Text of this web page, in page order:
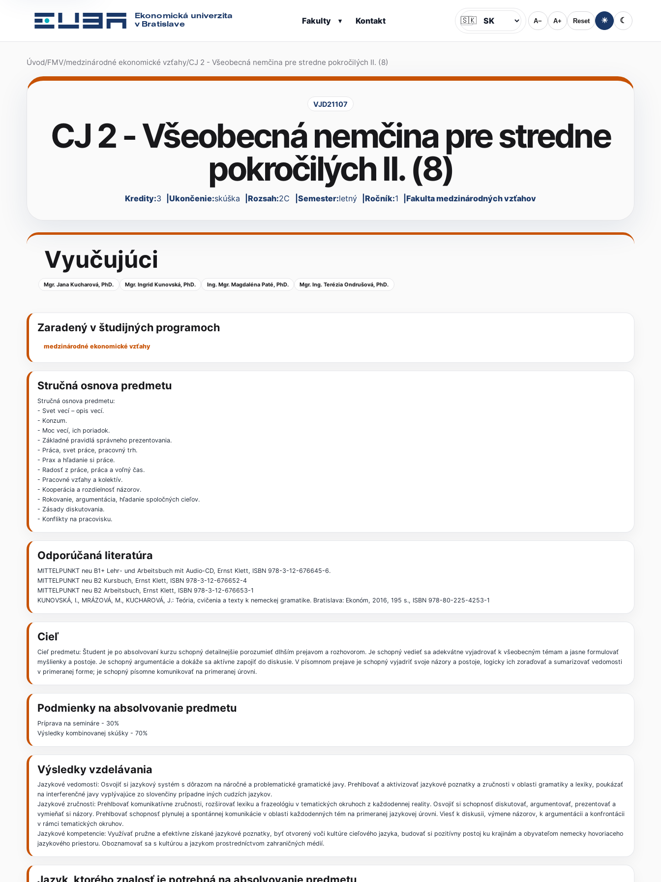
Ekonomická univerzita
v Bratislave
Fakulty ▾ Kontakt Jazyk
🇸🇰 A− A+ Reset ☀ ☾
Úvod/FMV/medzinárodné ekonomické vzťahy/CJ 2 - Všeobecná nemčina pre stredne pokročilých II. (8)
VJD21107
CJ 2 - Všeobecná nemčina pre stredne
pokročilých II. (8)
Kredity:3 Ukončenie:skúška Rozsah:2C Semester:letný Ročník:1 Fakulta medzinárodných vzťahov
Vyučujúci
Mgr. Jana Kucharová, PhD. Mgr. Ingrid Kunovská, PhD. Ing. Mgr. Magdaléna Paté, PhD. Mgr. Ing. Terézia Ondrušová, PhD.
Zaradený v študijných programoch
medzinárodné ekonomické vzťahy
Stručná osnova predmetu
Stručná osnova predmetu:
- Svet vecí – opis vecí.
- Konzum.
- Moc vecí, ich poriadok.
- Základné pravidlá správneho prezentovania.
- Práca, svet práce, pracovný trh.
- Prax a hľadanie si práce.
- Radosť z práce, práca a voľný čas.
- Pracovné vzťahy a kolektív.
- Kooperácia a rozdielnosť názorov.
- Rokovanie, argumentácia, hľadanie spoločných cieľov.
- Zásady diskutovania.
- Konflikty na pracovisku.
Odporúčaná literatúra
MITTELPUNKT neu B1+ Lehr- und Arbeitsbuch mit Audio-CD, Ernst Klett, ISBN 978-3-12-676645-6.
MITTELPUNKT neu B2 Kursbuch, Ernst Klett, ISBN 978-3-12-676652-4
MITTELPUNKT neu B2 Arbeitsbuch, Ernst Klett, ISBN 978-3-12-676653-1
KUNOVSKÁ, I., MRÁZOVÁ, M., KUCHAROVÁ, J.: Teória, cvičenia a texty k nemeckej gramatike. Bratislava: Ekonóm, 2016, 195 s., ISBN 978-80-225-4253-1
Cieľ
Cieľ predmetu: Študent je po absolvovaní kurzu schopný detailnejšie porozumieť dlhším prejavom a rozhovorom. Je schopný vedieť sa adekvátne vyjadrovať k všeobecným témam a jasne formulovať
myšlienky a postoje. Je schopný argumentácie a dokáže sa aktívne zapojiť do diskusie. V písomnom prejave je schopný vyjadriť svoje názory a postoje, logicky ich zoraďovať a sumarizovať vedomosti
v primeranej forme; je schopný písomne komunikovať na primeranej úrovni.
Podmienky na absolvovanie predmetu
Príprava na semináre - 30%
Výsledky kombinovanej skúšky - 70%
Výsledky vzdelávania
Jazykové vedomosti: Osvojiť si jazykový systém s dôrazom na náročné a problematické gramatické javy. Prehlbovať a aktivizovať jazykové poznatky a zručnosti v oblasti gramatiky a lexiky, poukázať
na interferenčné javy vyplývajúce zo slovenčiny prípadne iných cudzích jazykov.
Jazykové zručnosti: Prehlbovať komunikatívne zručnosti, rozširovať lexiku a frazeológiu v tematických okruhoch z každodennej reality. Osvojiť si schopnosť diskutovať, argumentovať, prezentovať a
vymieňať si názory. Prehlbovať schopnosť plynulej a spontánnej komunikácie v oblasti každodenných tém na primeranej jazykovej úrovni. Viesť k diskusii, výmene názorov, k argumentácii a konfrontácii
v rámci tematických okruhov.
Jazykové kompetencie: Využívať pružne a efektívne získané jazykové poznatky, byť otvorený voči kultúre cieľového jazyka, budovať si pozitívny postoj ku krajinám a obyvateľom nemecky hovoriaceho
jazykového priestoru. Oboznamovať sa s kultúrou a jazykom prostredníctvom zahraničných médií.